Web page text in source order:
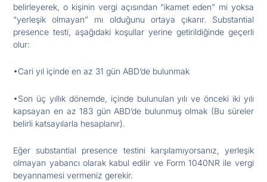
belirleyerek, o kişinin vergi açısından “ikamet eden” mi yoksa
“yerleşik olmayan” mı olduğunu ortaya çıkarır. Substantial
presence testi, aşağıdaki koşullar yerine getirildiğinde geçerli
olur:
•Cari yıl içinde en az 31 gün ABD’de bulunmak
•Son üç yıllık dönemde, içinde bulunulan yılı ve önceki iki yılı
kapsayan en az 183 gün ABD’de bulunmuş olmak (Bu süreler
belirli katsayılarla hesaplanır).
Eğer substantial presence testini karşılamıyorsanız, yerleşik
olmayan yabancı olarak kabul edilir ve Form 1040NR ile vergi
beyannamesi vermeniz gerekir.